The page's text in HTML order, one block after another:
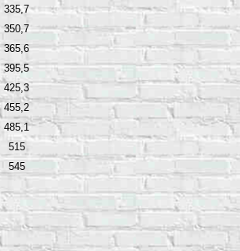
335,7
350,7
365,6
395,5
425,3
455,2
485,1
515
545